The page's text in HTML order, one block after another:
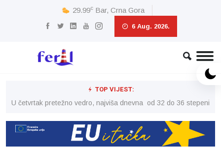
29.99c Bar, Crna Gora
6 Aug. 2026.
TOP VIJEST:
U četvrtak pretežno vedro, najviša dnevna od 32 do 36 stepeni